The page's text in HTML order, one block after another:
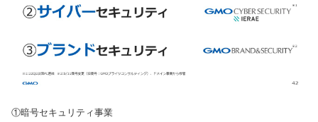
①暗号セキュリティ事業